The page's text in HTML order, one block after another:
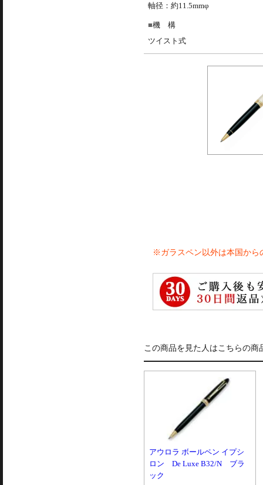
軸径：約11.5mmφ
機 構
ツイスト式
※ガラスペン以外は本国から
この商品を見た人はこちらの商
アウロラ ボールペン イプシ
ロン De Luxe B32/N ブラ
ック